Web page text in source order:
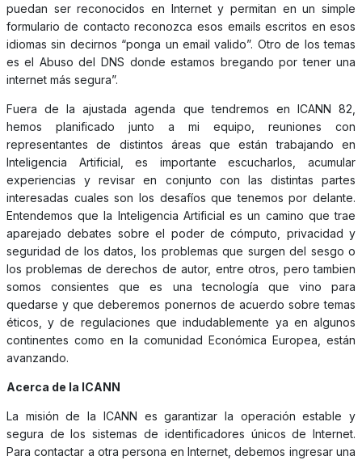
puedan ser reconocidos en Internet y permitan en un simple
formulario de contacto reconozca esos emails escritos en esos
idiomas sin decirnos “ponga un email valido”. Otro de los temas
es el Abuso del DNS donde estamos bregando por tener una
internet más segura”.
Fuera de la ajustada agenda que tendremos en ICANN 82,
hemos planificado junto a mi equipo, reuniones con
representantes de distintos áreas que están trabajando en
Inteligencia Artificial, es importante escucharlos, acumular
experiencias y revisar en conjunto con las distintas partes
interesadas cuales son los desafíos que tenemos por delante.
Entendemos que la Inteligencia Artificial es un camino que trae
aparejado debates sobre el poder de cómputo, privacidad y
seguridad de los datos, los problemas que surgen del sesgo o
los problemas de derechos de autor, entre otros, pero tambien
somos consientes que es una tecnología que vino para
quedarse y que deberemos ponernos de acuerdo sobre temas
éticos, y de regulaciones que indudablemente ya en algunos
continentes como en la comunidad Económica Europea, están
avanzando.
Acerca de la ICANN
La misión de la ICANN es garantizar la operación estable y
segura de los sistemas de identificadores únicos de Internet.
Para contactar a otra persona en Internet, debemos ingresar una